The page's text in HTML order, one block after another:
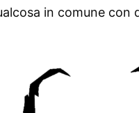
in comune con